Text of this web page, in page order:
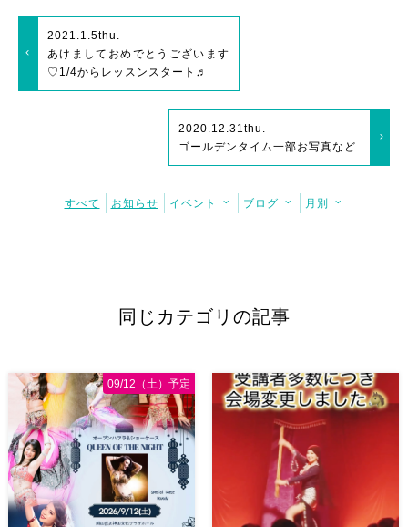
2021.1.5thu.
あけましておめでとうございます
♡1/4からレッスンスタート♬
2020.12.31thu.
ゴールデンタイム一部お写真など
すべて お知らせ イベント ブログ 月別
同じカテゴリの記事
09/12（土）予定